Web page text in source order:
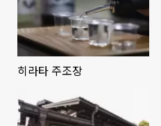
히라타 주조장